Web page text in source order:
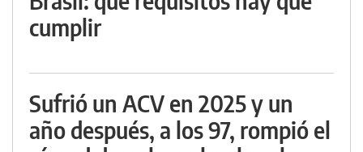
cumplir
Sufrió un ACV en 2025 y un
año después, a los 97, rompió el